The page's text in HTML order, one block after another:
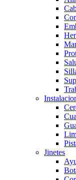
Jinetes